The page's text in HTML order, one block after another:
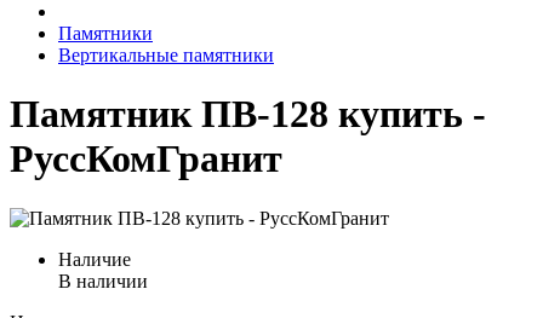
Памятники
Вертикальные памятники
Памятник ПВ-128 купить -
РуссКомГранит
Наличие
В наличии